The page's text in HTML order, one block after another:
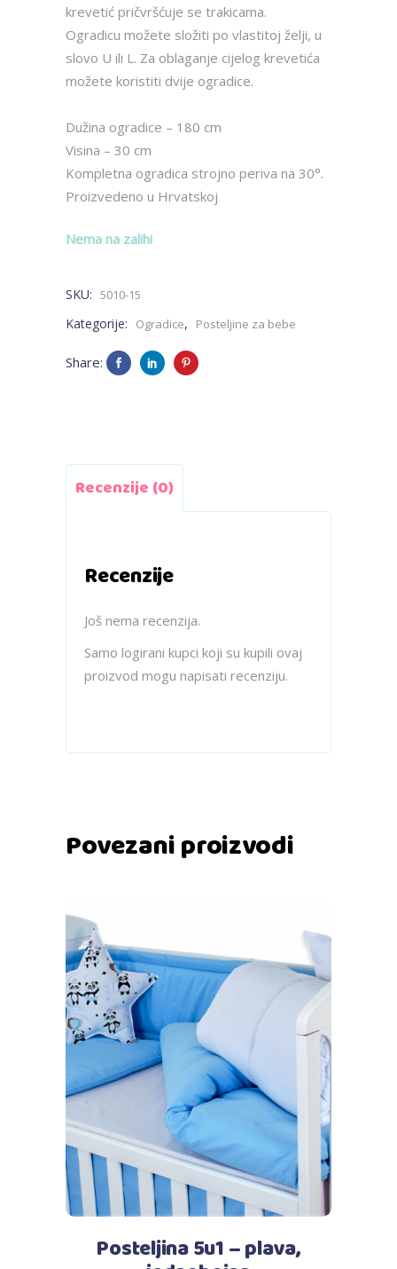
krevetić pričvršćuje se trakicama.
Ogradicu možete složiti po vlastitoj želji, u
slovo U ili L. Za oblaganje cijelog krevetića
možete koristiti dvije ogradice.
Dužina ogradice – 180 cm
Visina – 30 cm
Kompletna ogradica strojno periva na 30°.
Proizvedeno u Hrvatskoj
Nema na zalihi
SKU: 5010-15
Kategorije: Ogradice, Posteljine za bebe
Share:
Recenzije (0)
Recenzije
Još nema recenzija.
Samo logirani kupci koji su kupili ovaj
proizvod mogu napisati recenziju.
Povezani proizvodi
Dodaj u košaricu
Posteljina 5u1 – plava,